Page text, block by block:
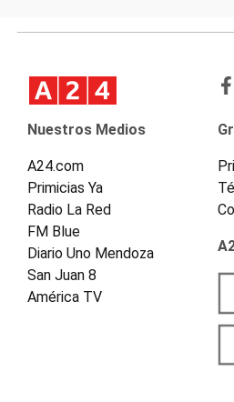
Nuestros Medios
A24.com
Primicias Ya
Radio La Red
FM Blue
Diario Uno Mendoza
San Juan 8
América TV